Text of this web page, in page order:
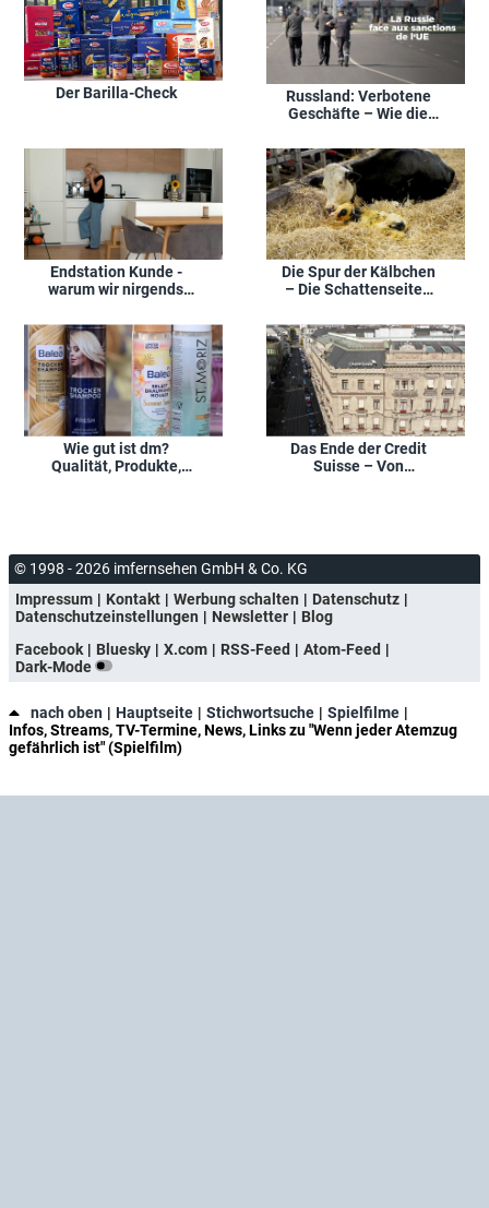
Der Barilla-Check
Russland: Verbotene
Geschäfte – Wie die
werden
Endstation Kunde -
warum wir nirgends
Die Spur der Kälbchen
– Die Schattenseiten
Wie gut ist dm?
Qualität, Produkte,
Das Ende der Credit
Suisse – Von
© 1998 - 2026 imfernsehen GmbH & Co. KG
Impressum
Kontakt Werbung schalten
Datenschutz
Datenschutzeinstellungen
Newsletter
Blog
Facebook
Bluesky X.com RSS-Feed
Atom-Feed
Dark-Mode
nach oben Hauptseite Stichwortsuche
Spielfilme
Infos, Streams, TV-Termine, News, Links zu "Wenn jeder Atemzug
gefährlich ist" (Spielfilm)